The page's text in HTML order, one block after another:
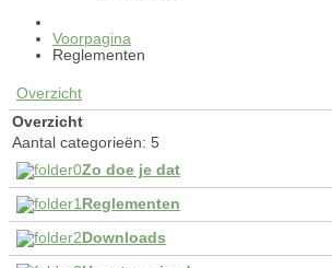
Voorpagina
Reglementen
Overzicht
Overzicht
Aantal categorieën: 5
Zo doe je dat
Reglementen
Downloads